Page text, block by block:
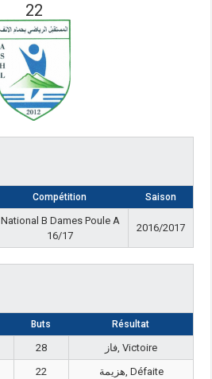
22
Compétition Saison
National B Dames Poule A
16/17
2016/2017
Buts Résultat
28
فاز, Victoire
22 هزيمة, Défaite